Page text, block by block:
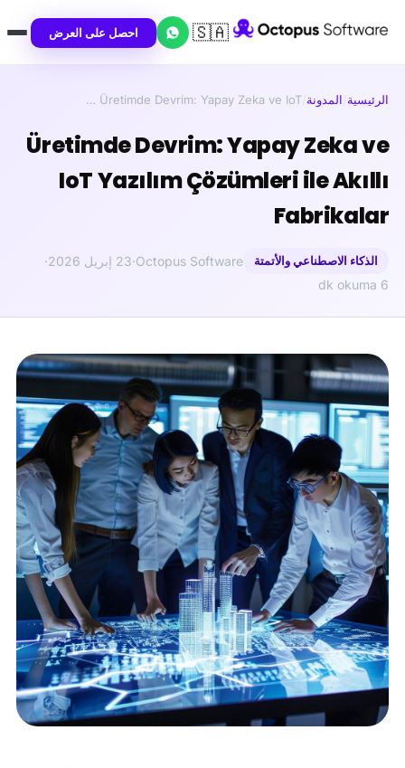
🇸🇦 احصل على العرض
الرئيسية/المدونة/
Üretimde Devrim: Yapay Zeka ve IoT …
Üretimde Devrim: Yapay Zeka ve
IoT Yazılım Çözümleri ile Akıllı
Fabrikalar
الذكاء الاصطناعي والأتمتة Octopus Software
·23 إبريل 2026
·
6 dk okuma